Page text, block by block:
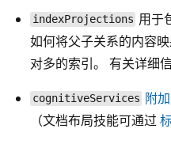
indexProjections 用于
如何将父子关系的内容
对多的索引。 有关详细
cognitiveServices 附
（文档布局技能可通过